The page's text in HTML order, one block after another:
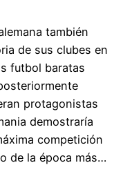
también
de sus clubes en
futbol baratas
protagonistas
demostraría
competición
de la época más…